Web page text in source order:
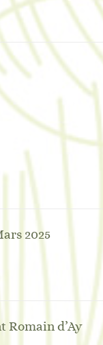
2025
Romain d’Ay